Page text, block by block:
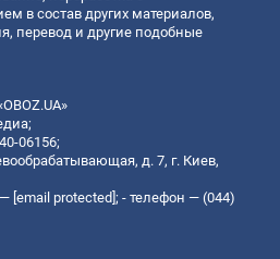
в состав других материалов,
перевод и другие подобные
06156;
д. 7, г. Киев,
[email protected]; - телефон — (044)